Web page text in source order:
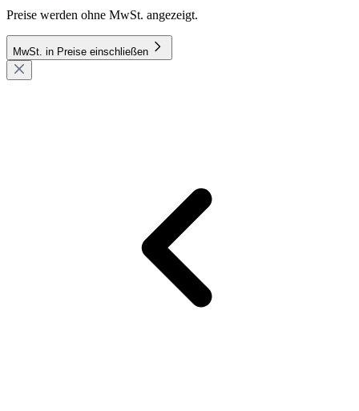
Preise werden ohne MwSt. angezeigt.
MwSt. in Preise einschließen